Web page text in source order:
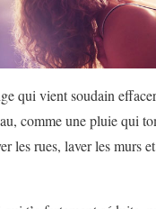
qui vient soudain
comme une pluie qui
les rues, laver les murs